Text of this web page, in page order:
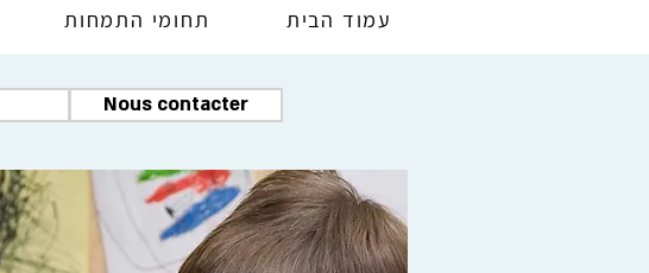
תחומי התמחות עמוד הבית
Nous contacter